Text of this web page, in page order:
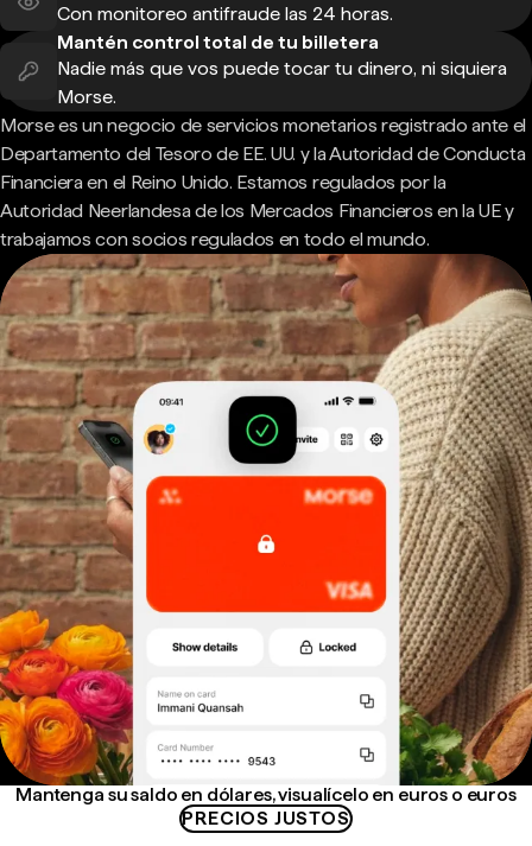
Con monitoreo antifraude las 24 horas.
Mantén control total de tu billetera
Nadie más que vos puede tocar tu dinero, ni siquiera
Morse.
Morse es un negocio de servicios monetarios registrado ante el
Departamento del Tesoro de EE. UU. y la Autoridad de Conducta
Financiera en el Reino Unido. Estamos regulados por la
Autoridad Neerlandesa de los Mercados Financieros en la UE y
trabajamos con socios regulados en todo el mundo.
Mantenga su saldo en dólares, visualícelo en euros o euros
PRECIOS JUSTOS